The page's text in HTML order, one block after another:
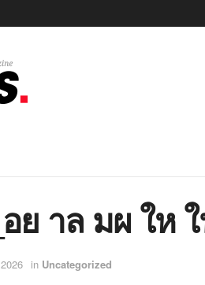
ย าล มผ ให
in Uncategorized